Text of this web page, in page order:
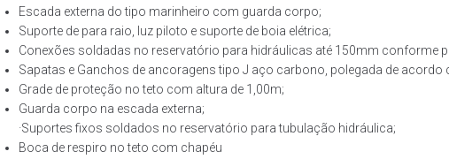
Escada externa do tipo marinheiro com guarda corpo;
Suporte de para raio, luz piloto e suporte de boia elétrica;
Conexões soldadas no reservatório para hidráulicas até 150mm conforme
Sapatas e Ganchos de ancoragens tipo J aço carbono, polegada de
Grade de proteção no teto com altura de 1,00m;
Guarda corpo na escada externa;
·Suportes fixos soldados no reservatório para tubulação hidráulica;
Boca de respiro no teto com chapéu